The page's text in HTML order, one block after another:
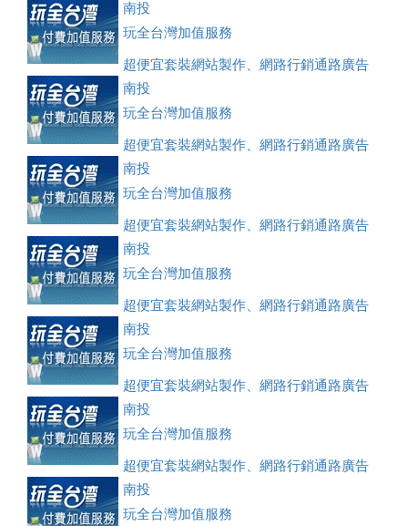
南投
玩全台灣加值服務
超便宜套裝網站製作、網路行銷通路廣告
刊登、訂房系統、客房委託旅行社銷售，全面優惠中....
南投
玩全台灣加值服務
超便宜套裝網站製作、網路行銷通路廣告
刊登、訂房系統、客房委託旅行社銷售，全面優惠中....
南投
玩全台灣加值服務
超便宜套裝網站製作、網路行銷通路廣告
刊登、訂房系統、客房委託旅行社銷售，全面優惠中....
南投
玩全台灣加值服務
超便宜套裝網站製作、網路行銷通路廣告
刊登、訂房系統、客房委託旅行社銷售，全面優惠中....
南投
玩全台灣加值服務
超便宜套裝網站製作、網路行銷通路廣告
刊登、訂房系統、客房委託旅行社銷售，全面優惠中....
南投
玩全台灣加值服務
超便宜套裝網站製作、網路行銷通路廣告
刊登、訂房系統、客房委託旅行社銷售，全面優惠中....
南投
玩全台灣加值服務